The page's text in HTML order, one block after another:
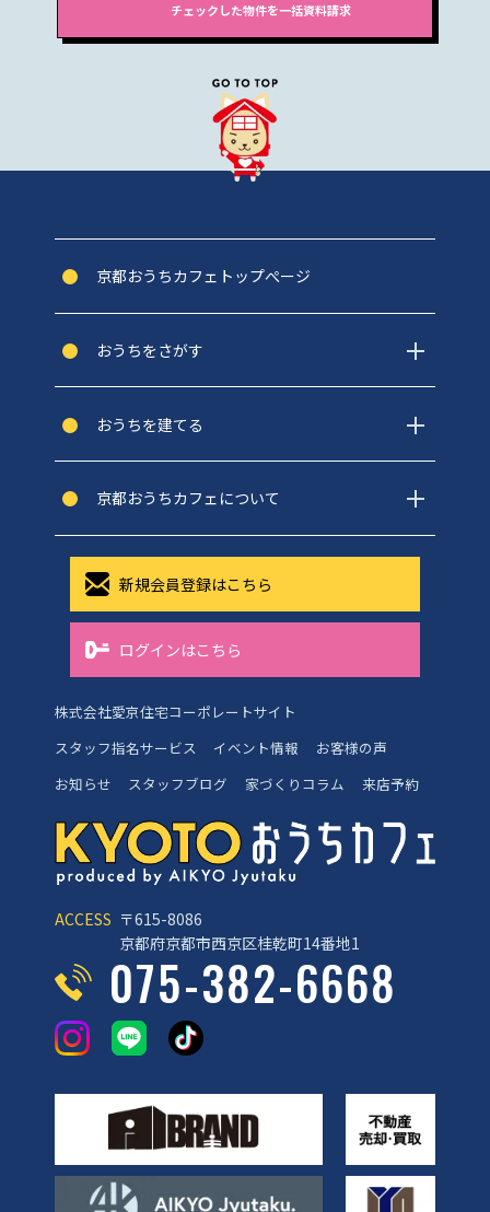
ACCESS 〒615-8086
京都府京都市西京区桂乾町14番地1
075-382-6668
京都おうちカフェトップぺージ
おうちをさがす
おうちを建てる
京都おうちカフェについて
新規会員登録はこちら
ログインはこちら
株式会社愛京住宅コーポレートサイト
スタッフ指名サービス
イベント情報
お客様の声
お知らせ
スタッフブログ 家づくりコラム 来店予約